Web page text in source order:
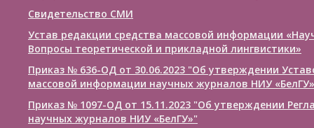
Свидетельство СМИ
Устав редакции средства массовой информации
Вопросы теоретической и прикладной лингвистики»
Приказ № 636-ОД от 30.06.2023 "Об утверждении
массовой информации научных журналов НИУ «БелГУ»
Приказ № 1097-ОД от 15.11.2023 "Об утверждении
научных журналов НИУ «БелГУ»"